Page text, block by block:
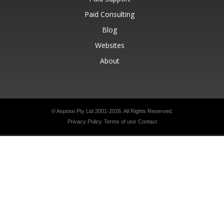
Paid Consulting
Blog
Websites
About
© Aspose Pty Ltd 2001-2026. All Rights Reserved.
Privacy Policy Terms of use Contact